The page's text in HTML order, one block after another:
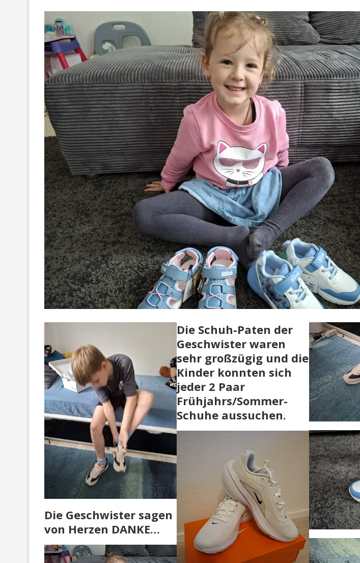
Die Geschwister sagen
von Herzen DANKE…
Die Schuh-Paten der
Geschwister waren
sehr großzügig und die
Kinder konnten sich
jeder 2 Paar
Frühjahrs/Sommer-
Schuhe aussuchen.